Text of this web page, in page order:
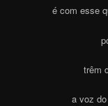
é com esse
trêm
a voz